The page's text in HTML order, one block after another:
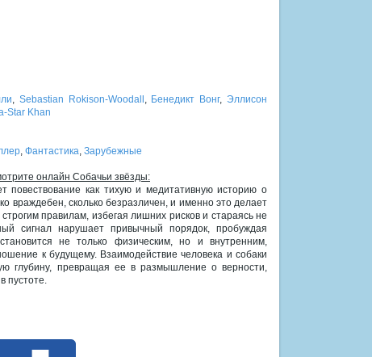
, Sebastian Rokison-Woodall , Бенедикт Вонг,Эллисон
Star Khan
, Фантастика, Зарубежные
онлайн Собачьи звёзды:
повествование как тихую и медитативную историю о
враждебен, сколько безразличен, и именно это делает
правилам, избегая лишних рисков и стараясь не
сигнал нарушает привычный порядок, пробуждая
не только физическим, но и внутренним,
к будущему. Взаимодействие человека и собаки
глубину, превращая ее в размышление о верности,
пустоте.